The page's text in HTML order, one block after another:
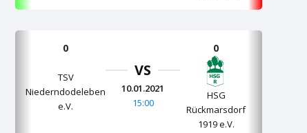
0
TSV
Niederndodeleben
e.V.
VS
10.01.2021
15:00
0
HSG
Rückmarsdorf
1919 e.V.